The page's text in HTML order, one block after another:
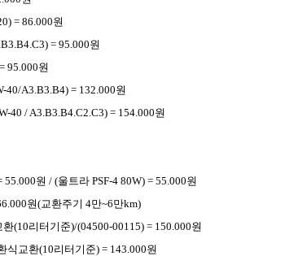
= 86.000원
= 95.000원
95.000원
40/A3.B3.B4) = 132.000원
40 / A3.B3.B4.C2.C3) = 154.000원
55.000원 /(울트라 PSF-4 80W) = 55.000원
원(교환주기 4만~6만km)
(10리터기준)/(04500-00115) = 150.000원
식교환(10리터기준) = 143.000원